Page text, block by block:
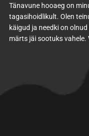
Tänavune hooaeg on
tagasihoidlikult. Olen
käigud ja needki on
märts jäi sootuks vahele.